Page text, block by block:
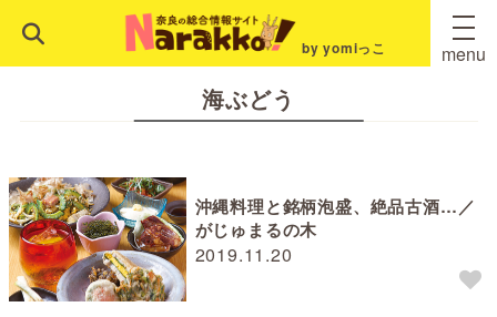
by yomiっこ menu
海ぶどう
2019.11.20
沖縄料理と銘柄泡盛、絶品古酒…／
がじゅまるの木